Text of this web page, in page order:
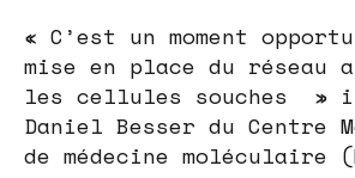
« C’est un moment
mise en place du réseau
les cellules souches »
Daniel Besser du Centre
de médecine moléculaire